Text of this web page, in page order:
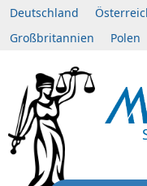
Deutschland
Großbritannien
Polen